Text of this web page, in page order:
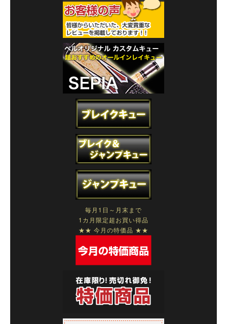
毎月1日～月末まで
1カ月限定超お買い得品
★★ 今月の特価品 ★★